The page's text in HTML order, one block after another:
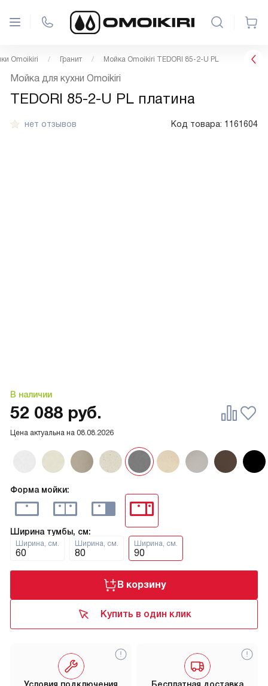
Omoikiri Гранит Мойка Omoikiri TEDORI 85-2-U PL
нет отзывов Код товара: 1161604
В наличии
Мойка для кухни Omoikiri
TEDORI 85-2-U PL платина
Форма мойки:
Ширина тумбы, см:
Ширина, см.
60
Ширина, см.
80
Ширина, см.
90
Цена актуальна на 08.08.2026
52 088 руб.
В корзину
Купить в один клик